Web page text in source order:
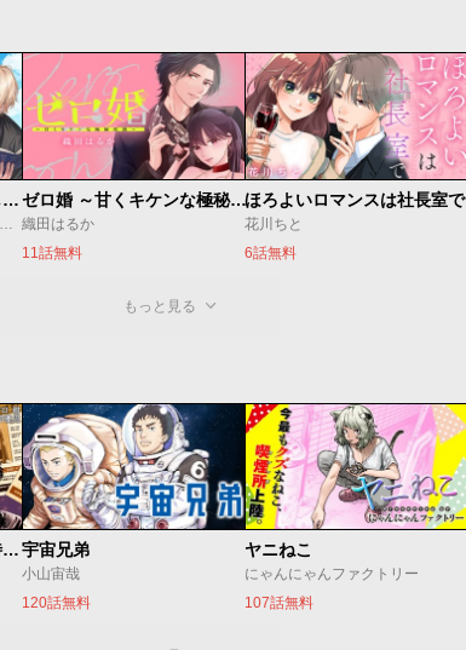
万能メイドと公爵様の楽しい日々 ゼロ婚 ～甘くキケンな極秘任務～
織田はるか
11話無料
ほろよいロマンスは社長室で
花川ちと
6話無料
もっと見る
今夜もシリアルキラーと待ち合わせ宇宙兄弟
小山宙哉
120話無料
ヤニねこ
にゃんにゃんファクトリー
107話無料